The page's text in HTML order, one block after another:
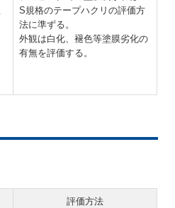
S規格のテープハクリの評価方
法に準ずる。
外観は白化、褪色等塗膜劣化の
有無を評価する。
評価方法